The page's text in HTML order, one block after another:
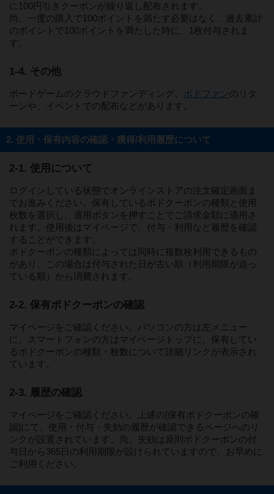
に100円引きクーポンが繰り返し配布されます。
尚、一度の購入で100ポイントを満たす必要はなく、過去累計
のポイントで100ポイントを満たした時に、1枚付与されま
す。
1-4. その他
ボードゲームのクラウドファンディング、 ボドファンのリタ
ーンや、イベントでの配布などがあります。
2. 使用・保有内容の確認・獲得/利用履歴について
2-1. 使用について
ログインしている状態でオンラインストアの注文確定画面ま
でお進みください。保有しているボドクーポンの種類と使用
枚数を選択し、適用ボタンを押すことでご請求金額に適用さ
れます。使用後はマイページで、付与・利用など履歴を確認
することができます。
ボドクーポンの種類によっては同時に複数枚利用できるもの
があり、この場合は付与された日が古い順（利用期限が迫っ
ている順）から消費されます。
2-2. 保有ボドクーポンの確認
マイページをご確認ください。パソコンの方は左メニュー
に、スマートフォンの方はマイページトップに、保有してい
るボドクーポンの種類・枚数について詳細リンクが表示され
ています。
2-3. 履歴の確認
マイページをご確認ください。上述の[保有ボドクーポンの確
認]にて、使用・付与・失効の履歴が確認できるページへのリ
ンクが設置されています。尚、失効は原則ボドクーポンの付
与日から365日の利用期限が設けられていますので、お早めに
ご利用ください。